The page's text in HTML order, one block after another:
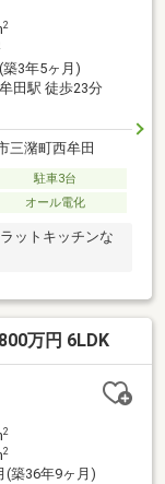
2
築3年5ヶ月)
田駅 徒歩23分
三潴町西牟田
駐車3台
オール電化
ットキッチンな
万円 6LDK
2
2
(築36年9ヶ月)